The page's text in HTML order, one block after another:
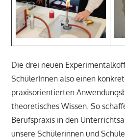
Die drei neuen
SchülerInnen also einen
praxisorientierten
theoretisches Wissen. So
Berufspraxis in den
unsere Schülerinnen und